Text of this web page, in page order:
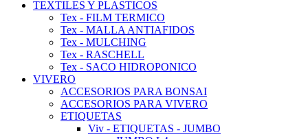
TEXTILES Y PLASTICOS
Tex - FILM TERMICO
Tex - MALLA ANTIAFIDOS
Tex - MULCHING
Tex - RASCHELL
Tex - SACO HIDROPONICO
VIVERO
ACCESORIOS PARA BONSAI
ACCESORIOS PARA VIVERO
ETIQUETAS
Viv - ETIQUETAS - JUMBO